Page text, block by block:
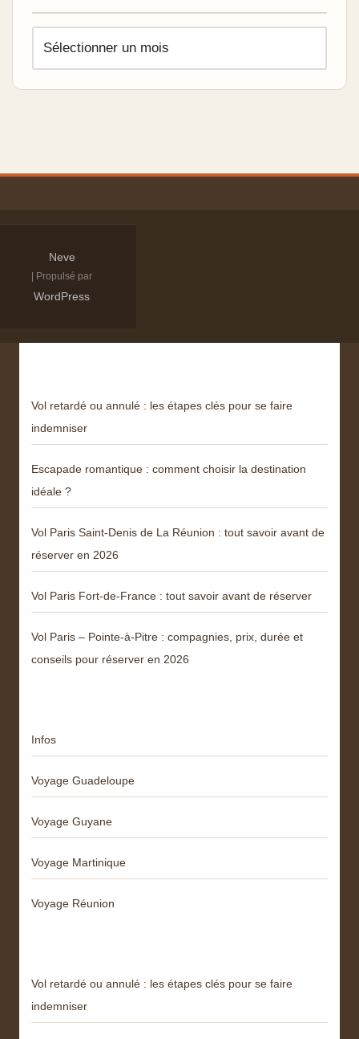
Neve
| Propulsé par
WordPress
Vol retardé ou annulé : les étapes clés pour se faire
indemniser
Escapade romantique : comment choisir la destination
idéale ?
Vol Paris Saint-Denis de La Réunion : tout savoir avant de
réserver en 2026
Vol Paris Fort-de-France : tout savoir avant de réserver
Vol Paris – Pointe-à-Pitre : compagnies, prix, durée et
conseils pour réserver en 2026
Infos
Voyage Guadeloupe
Voyage Guyane
Voyage Martinique
Voyage Réunion
Vol retardé ou annulé : les étapes clés pour se faire
indemniser